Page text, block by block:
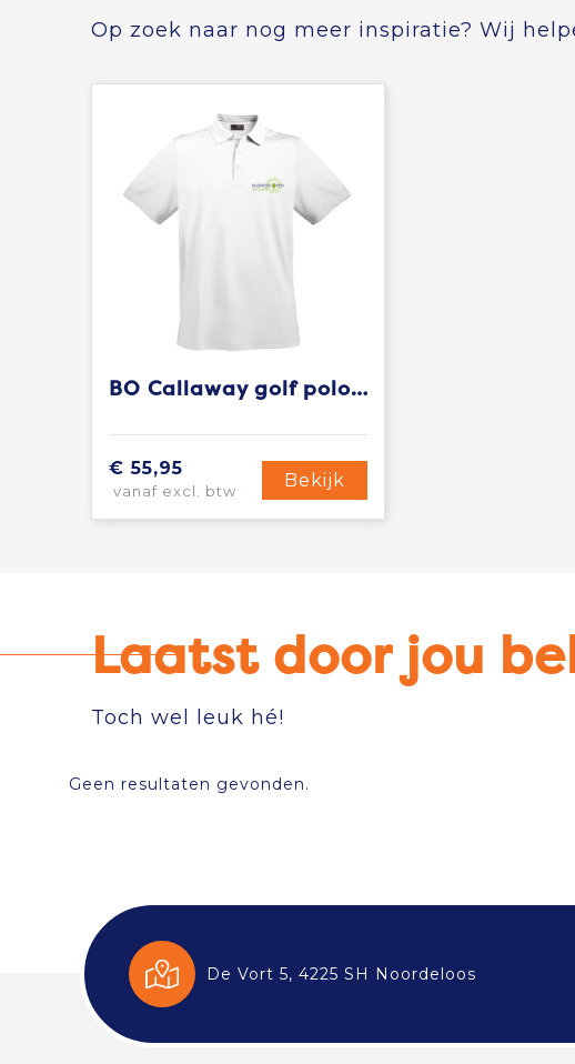
Op zoek naar nog meer inspiratie? Wij
BO Callaway golf polo heren
€ 55,95
vanaf excl. btw
Bekijk
Laatst door jou
Toch wel leuk hé!
Geen resultaten gevonden.
De Vort 5, 4225 SH Noordeloos